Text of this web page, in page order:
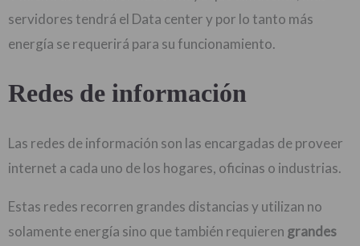
servidores tendrá el Data center y por lo tanto más
energía se requerirá para su funcionamiento.
Redes de información
Las redes de información son las encargadas de proveer
internet a cada uno de los hogares, oficinas o industrias.
Estas redes recorren grandes distancias y utilizan no
solamente energía sino que también requieren grandes